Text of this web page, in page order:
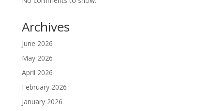
Archives
June 2026
May 2026
April 2026
February 2026
January 2026